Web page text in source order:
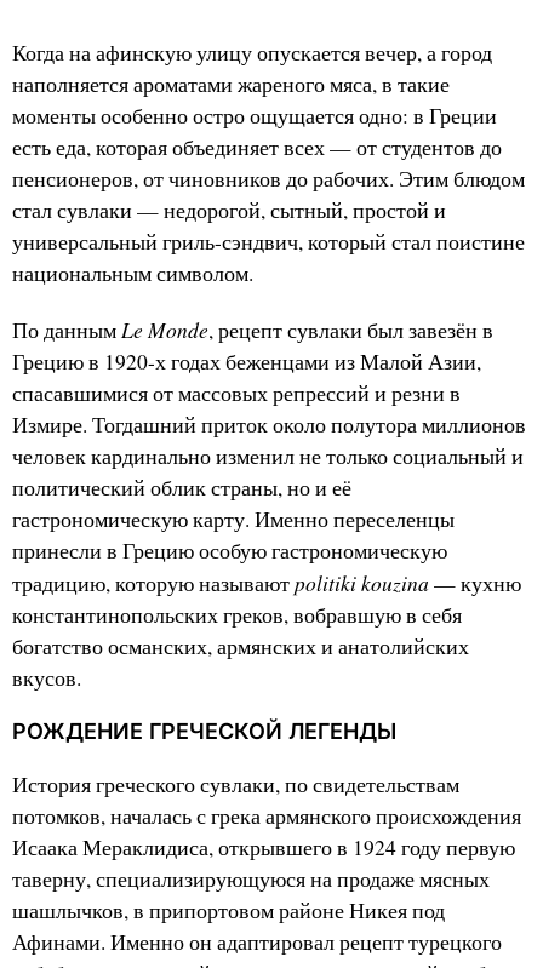
Когда на афинскую улицу опускается вечер, а город
наполняется ароматами жареного мяса, в такие
моменты особенно остро ощущается одно: в Греции
есть еда, которая объединяет всех — от студентов до
пенсионеров, от чиновников до рабочих. Этим блюдом
стал сувлаки — недорогой, сытный, простой и
универсальный гриль-сэндвич, который стал поистине
национальным символом.
По даннымLe Monde, рецепт сувлаки был завезён в
Грецию в 1920-х годах беженцами из Малой Азии,
спасавшимися от массовых репрессий и резни в
Измире. Тогдашний приток около полутора миллионов
человек кардинально изменил не только социальный и
политический облик страны, но и её
гастрономическую карту. Именно переселенцы
принесли в Грецию особую гастрономическую
традицию, которую называютpolitiki kouzina — кухню
константинопольских греков, вобравшую в себя
богатство османских, армянских и анатолийских
вкусов.
РОЖДЕНИЕ ГРЕЧЕСКОЙ ЛЕГЕНДЫ
История греческого сувлаки, по свидетельствам
потомков, началась с грека армянского происхождения
Исаака Мераклидиса, открывшего в 1924 году первую
таверну, специализирующуюся на продаже мясных
шашлычков, в припортовом районе Никея под
Афинами. Именно он адаптировал рецепт турецкого